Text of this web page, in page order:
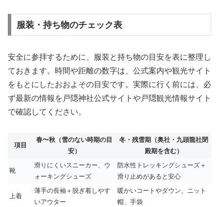
服装・持ち物のチェック表
安全に参拝するために、服装と持ち物の目安を表に整理し
ておきます。時間や距離の数字は、公式案内や観光サイト
をもとにしたおおよその目安です。実際に行く前には、必
ず最新の情報を戸隠神社公式サイトや戸隠観光情報サイト
で確認してください。
項目
春〜秋（雪のない時期の目
安）
冬・残雪期（奥社・九頭龍社閉
殿期を含む）
靴
滑りにくいスニーカー、ウ
ォーキングシューズ
防水性トレッキングシューズ＋
滑り止めがあると安心
上着
薄手の長袖＋脱ぎ着しやす
いアウター
暖かいコートやダウン、ニット
帽、手袋